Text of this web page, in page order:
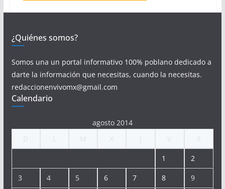
¿Quiénes somos?
Somos una un portal informativo 100% poblano dedicado a
darte la información que necesitas, cuando la necesitas.
redaccionenvivomx@gmail.com
Calendario
agosto 2014
1 2
3 4 5 6 7 8 9